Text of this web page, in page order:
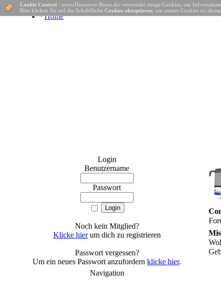
· Home
Login
Benutzername
Passwort
Noch kein Mitglied?
Klicke hierum dich zu registrieren
Passwort vergessen?
Um ein neues Passwort anzufordern klicke hier.
Navigation
Cookie Control - www.Hannover-Busse.de/ verwendet einige Cookies, um
Bitte klicken Sie auf die Schaltfläche Cookies akzeptieren , um unsere Cookies zu